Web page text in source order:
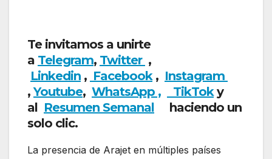
Te invitamos a unirte
a Telegram, Twitter ,
Linkedin , Facebook, Instagram
,Youtube, WhatsApp , TikToky
al Resumen Semanal haciendo un
solo clic.
La presencia de Arajet en múltiples países